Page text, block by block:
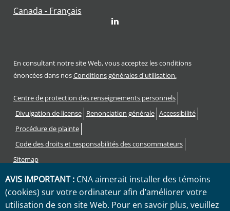
Canada - Français
LinkedIn
En consultant notre site Web, vous acceptez les conditions
énoncées dans nosConditions générales d'utilisation.
Centre de protection des renseignements personnels
Divulgation de license
Renonciation générale Accessibilité
Procédure de plainte
Code des droits et responsabilités des consommateurs
Sitemap
"CNA" est une marque de service enregistrée par CNA Corporation
Financière avec le United States Patent and Trademark Office.
Certain CNA filiales Corporation Financière utilisent the "CNA"
AVIS IMPORTANT : CNA aimerait installer des témoins
(cookies) sur votre ordinateur afin d’améliorer votre
utilisation de son site Web. Pour en savoir plus, veuillez